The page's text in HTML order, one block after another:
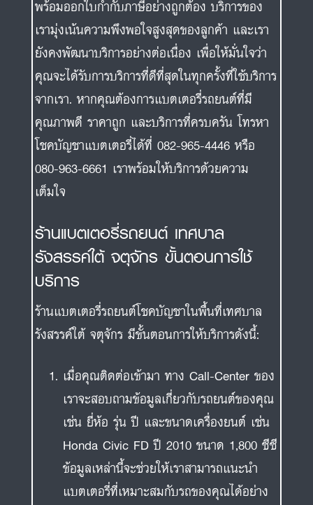
พร้อมออกใบกำกับภาษีอย่างถูกต้อง บริการของ
เรามุ่งเน้นความพึงพอใจสูงสุดของลูกค้า และเรา
ยังคงพัฒนาบริการอย่างต่อเนื่อง เพื่อให้มั่นใจว่า
คุณจะได้รับการบริการที่ดีที่สุดในทุกครั้งที่ใช้บริการ
จากเรา. หากคุณต้องการแบตเตอรี่รถยนต์ที่มี
คุณภาพดี ราคาถูก และบริการที่ครบครัน โทรหา
โชคบัญชาแบตเตอรี่ได้ที่ 082-965-4446 หรือ
080-963-6661 เราพร้อมให้บริการด้วยความ
เต็มใจ
ร้านแบตเตอรี่รถยนต์ เทศบาล
รังสรรค์ใต้ จตุจักร ขั้นตอนการใช้
บริการ
ร้านแบตเตอรี่รถยนต์โชคบัญชาในพื้นที่เทศบาล
รังสรรค์ใต้ จตุจักร มีขั้นตอนการให้บริการดังนี้:
เมื่อคุณติดต่อเข้ามา ทาง Call-Center ของ
เราจะสอบถามข้อมูลเกี่ยวกับรถยนต์ของคุณ
เช่น ยี่ห้อ รุ่น ปี และขนาดเครื่องยนต์ เช่น
Honda Civic FD ปี 2010 ขนาด 1,800 ซีซี
ข้อมูลเหล่านี้จะช่วยให้เราสามารถแนะนำ
แบตเตอรี่ที่เหมาะสมกับรถของคุณได้อย่าง